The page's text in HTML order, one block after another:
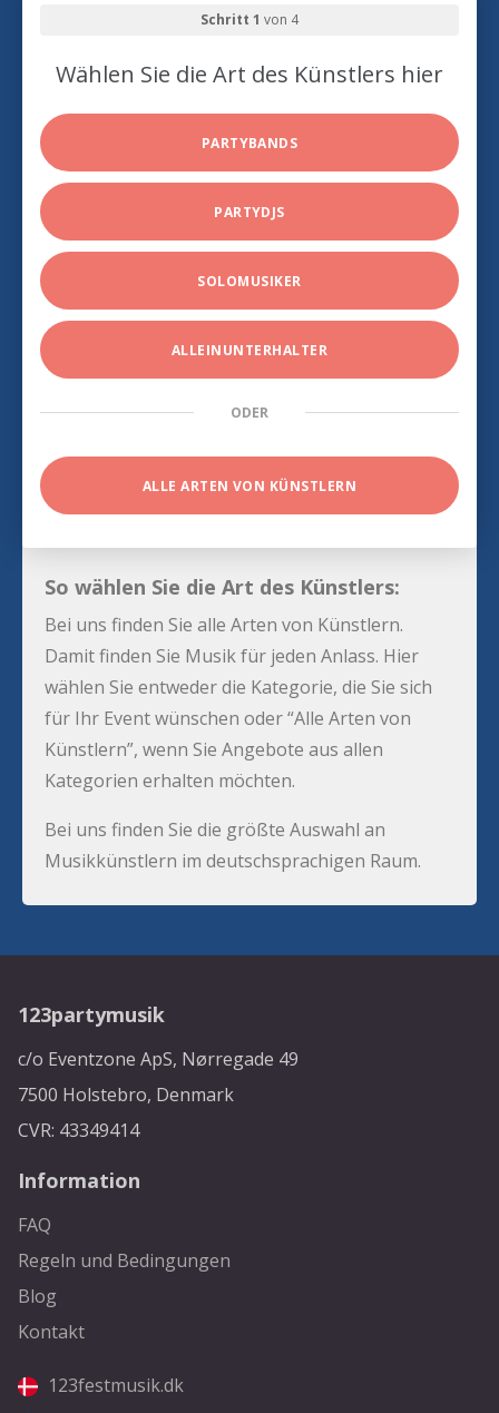
Schritt 1 von 4
Wählen Sie die Art des Künstlers hier
PARTYBANDS
PARTYDJS
SOLOMUSIKER
ALLEINUNTERHALTER
ODER
ALLE ARTEN VON KÜNSTLERN
So wählen Sie die Art des Künstlers:
Bei uns finden Sie alle Arten von Künstlern.
Damit finden Sie Musik für jeden Anlass. Hier
wählen Sie entweder die Kategorie, die Sie sich
für Ihr Event wünschen oder “Alle Arten von
Künstlern”, wenn Sie Angebote aus allen
Kategorien erhalten möchten.
Bei uns finden Sie die größte Auswahl an
Musikkünstlern im deutschsprachigen Raum.
123partymusik
c/o Eventzone ApS, Nørregade 49
7500 Holstebro, Denmark
CVR: 43349414
Information
FAQ
Regeln und Bedingungen
Blog
Kontakt
123festmusik.dk